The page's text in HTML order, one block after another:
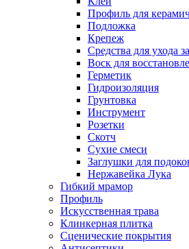
Профиль для
Подложка
Крепеж
Средства для ухода
Воск для
Герметик
Гидроизоляция
Грунтовка
Инструмент
Розетки
Скотч
Сухие смеси
Заглушки для
Нержавейка Лука
Гибкий мрамор
Профиль
Искусственная трава
Клинкерная плитка
Сценические покрытия